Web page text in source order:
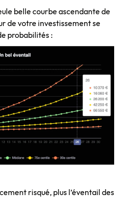
belle courbe ascendante de
de votre investissement se
probabilités :
risqué, plus l’éventail des